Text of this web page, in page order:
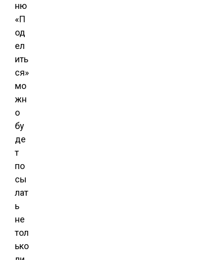
ню
«П
од
ел
ить
ся»
мо
жн
о
бу
де
т
по
сы
лат
ь
не
тол
ько